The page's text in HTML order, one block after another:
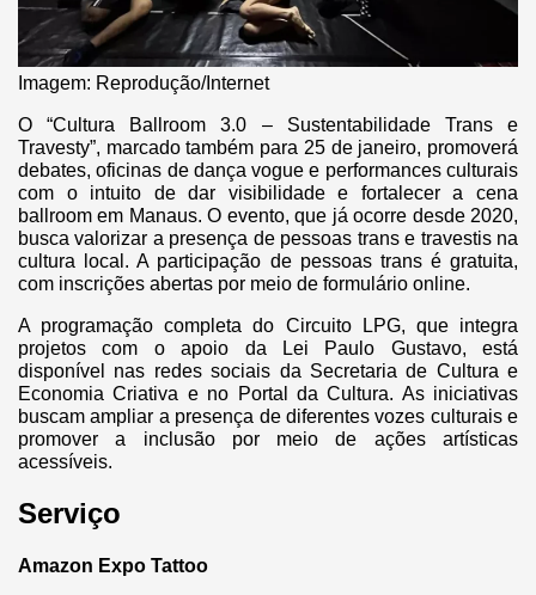
Imagem: Reprodução/Internet
O “Cultura Ballroom 3.0 – Sustentabilidade Trans e
Travesty”, marcado também para 25 de janeiro, promoverá
debates, oficinas de dança vogue e performances culturais
com o intuito de dar visibilidade e fortalecer a cena
ballroom em Manaus. O evento, que já ocorre desde 2020,
busca valorizar a presença de pessoas trans e travestis na
cultura local. A participação de pessoas trans é gratuita,
com inscrições abertas por meio de formulário online.
A programação completa do Circuito LPG, que integra
projetos com o apoio da Lei Paulo Gustavo, está
disponível nas redes sociais da Secretaria de Cultura e
Economia Criativa e no Portal da Cultura. As iniciativas
buscam ampliar a presença de diferentes vozes culturais e
promover a inclusão por meio de ações artísticas
acessíveis.
Serviço
Amazon Expo Tattoo